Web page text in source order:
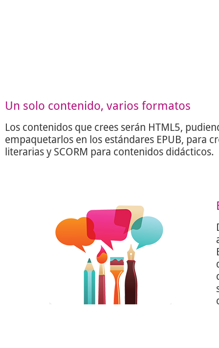
Un solo contenido, varios formatos
Los contenidos que crees serán HTML5,
empaquetarlos en los estándares EPUB, para
literarias y SCORM para contenidos didácticos.